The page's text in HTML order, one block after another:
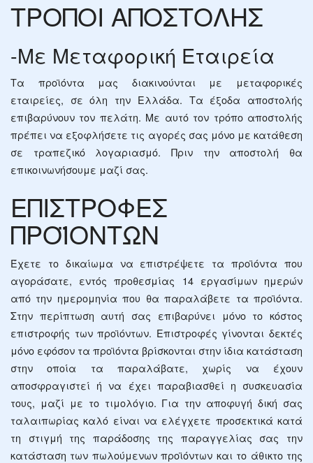
ΤΡΟΠΟΙ ΑΠΟΣΤΟΛΗΣ
-Με Μεταφορική Εταιρεία
Τα προϊόντα μας διακινούνται με μεταφορικές
εταιρείες, σε όλη την Ελλάδα. Τα έξοδα αποστολής
επιβαρύνουν τον πελάτη. Με αυτό τον τρόπο αποστολής
πρέπει να εξοφλήσετε τις αγορές σας μόνο με κατάθεση
σε τραπεζικό λογαριασμό. Πριν την αποστολή θα
επικοινωνήσουμε μαζί σας.
ΕΠΙΣΤΡΟΦΕΣ
ΠΡΟΪΟΝΤΩΝ
Έχετε το δικαίωμα να επιστρέψετε τα προϊόντα που
αγοράσατε, εντός προθεσμίας 14 εργασίμων ημερών
από την ημερομηνία που θα παραλάβετε τα προϊόντα.
Στην περίπτωση αυτή σας επιβαρύνει μόνο το κόστος
επιστροφής των προϊόντων. Επιστροφές γίνονται δεκτές
μόνο εφόσον τα προϊόντα βρίσκονται στην ίδια κατάσταση
στην οποία τα παραλάβατε, χωρίς να έχουν
αποσφραγιστεί ή να έχει παραβιασθεί η συσκευασία
τους, μαζί με το τιμολόγιο. Για την αποφυγή δική σας
ταλαιπωρίας καλό είναι να ελέγχετε προσεκτικά κατά
τη στιγμή της παράδοσης της παραγγελίας σας την
κατάσταση των πωλούμενων προϊόντων και το άθικτο της